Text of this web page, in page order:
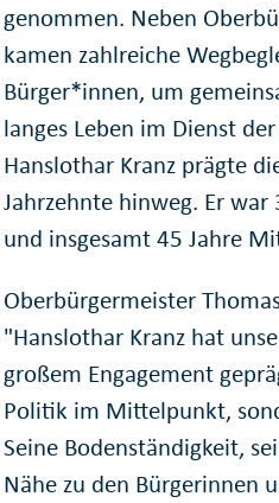
genommen. Neben
kamen zahlreiche
Bürger*innen, um
langes Leben im Dienst
Hanslothar Kranz prägte
Jahrzehnte hinweg. Er
und insgesamt 45 Jahre
Oberbürgermeister
"Hanslothar Kranz hat
großem Engagement
Politik im Mittelpunkt,
Seine Bodenständigkeit,
Nähe zu den Bürgerinnen